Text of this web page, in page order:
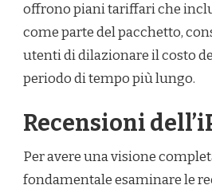
offrono piani tariffari che
come parte del pacchetto,
utenti di dilazionare il costo
periodo di tempo più lungo.
Recensioni
Per avere una visione
fondamentale esaminare le